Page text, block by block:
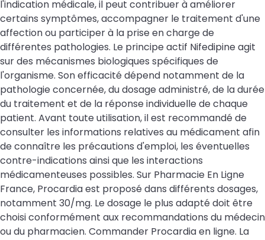
l'indication médicale, il peut contribuer à améliorer
certains symptômes, accompagner le traitement d'une
affection ou participer à la prise en charge de
différentes pathologies. Le principe actif Nifedipine agit
sur des mécanismes biologiques spécifiques de
l'organisme. Son efficacité dépend notamment de la
pathologie concernée, du dosage administré, de la durée
du traitement et de la réponse individuelle de chaque
patient. Avant toute utilisation, il est recommandé de
consulter les informations relatives au médicament afin
de connaître les précautions d'emploi, les éventuelles
contre-indications ainsi que les interactions
médicamenteuses possibles. Sur Pharmacie En Ligne
France, Procardia est proposé dans différents dosages,
notamment 30/mg. Le dosage le plus adapté doit être
choisi conformément aux recommandations du médecin
ou du pharmacien. Commander Procardia en ligne. La